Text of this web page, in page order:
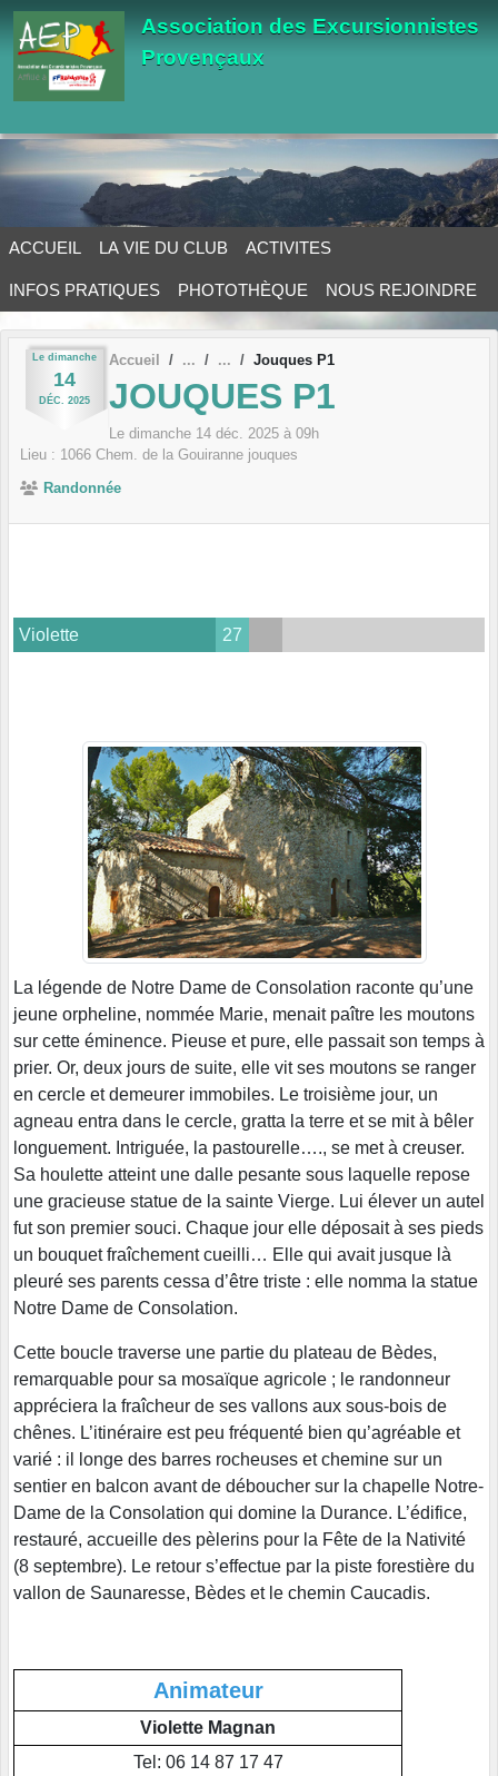
Association des Excursionnistes
Provençaux
ACCUEIL LA VIE DU CLUB ACTIVITES
INFOS PRATIQUES PHOTOTHÈQUE NOUS REJOINDRE
Le dimanche
14
DÉC. 2025
Accueil Jouques P1
JOUQUES P1
Le dimanche 14 déc. 2025 à 09h
Lieu : 1066 Chem. de la Gouiranne jouques
Randonnée
Violette 27
La légende de Notre Dame de Consolation raconte qu’une
jeune orpheline, nommée Marie, menait paître les moutons
sur cette éminence. Pieuse et pure, elle passait son temps à
prier. Or, deux jours de suite, elle vit ses moutons se ranger
en cercle et demeurer immobiles. Le troisième jour, un
agneau entra dans le cercle, gratta la terre et se mit à bêler
longuement. Intriguée, la pastourelle…., se met à creuser.
Sa houlette atteint une dalle pesante sous laquelle repose
une gracieuse statue de la sainte Vierge. Lui élever un autel
fut son premier souci. Chaque jour elle déposait à ses pieds
un bouquet fraîchement cueilli… Elle qui avait jusque là
pleuré ses parents cessa d’être triste : elle nomma la statue
Notre Dame de Consolation.
Cette boucle traverse une partie du plateau de Bèdes,
remarquable pour sa mosaïque agricole ; le randonneur
appréciera la fraîcheur de ses vallons aux sous-bois de
chênes. L’itinéraire est peu fréquenté bien qu’agréable et
varié : il longe des barres rocheuses et chemine sur un
sentier en balcon avant de déboucher sur la chapelle Notre-
Dame de la Consolation qui domine la Durance. L’édifice,
restauré, accueille des pèlerins pour la Fête de la Nativité
(8 septembre). Le retour s’effectue par la piste forestière du
vallon de Saunaresse, Bèdes et le chemin Caucadis.
Animateur
Violette Magnan
Tel: 06 14 87 17 47
Panneau de gestion des cookies